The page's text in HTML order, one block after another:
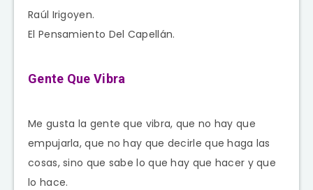
Raúl Irigoyen.
El Pensamiento Del Capellán.
Gente Que Vibra
Me gusta la gente que vibra, que no hay que
empujarla, que no hay que decirle que haga las
cosas, sino que sabe lo que hay que hacer y que
lo hace.